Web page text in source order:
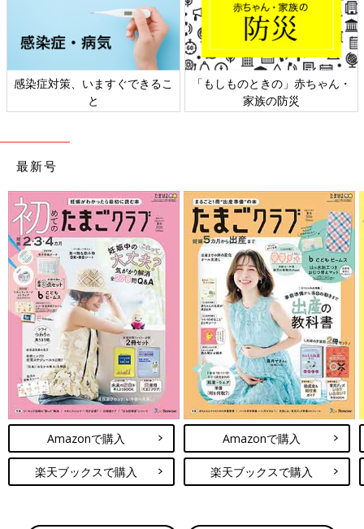
感染症対策、いますぐできるこ
と
「もしものときの」赤ちゃん・
家族の防災
最新号
Amazonで購入
楽天ブックスで購入
Amazonで購入
楽天ブックスで購入